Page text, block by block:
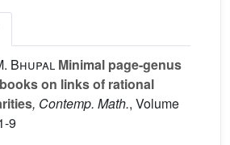
Bhupal Minimal page-genus
on links of rational
, Contemp. Math., Volume
9